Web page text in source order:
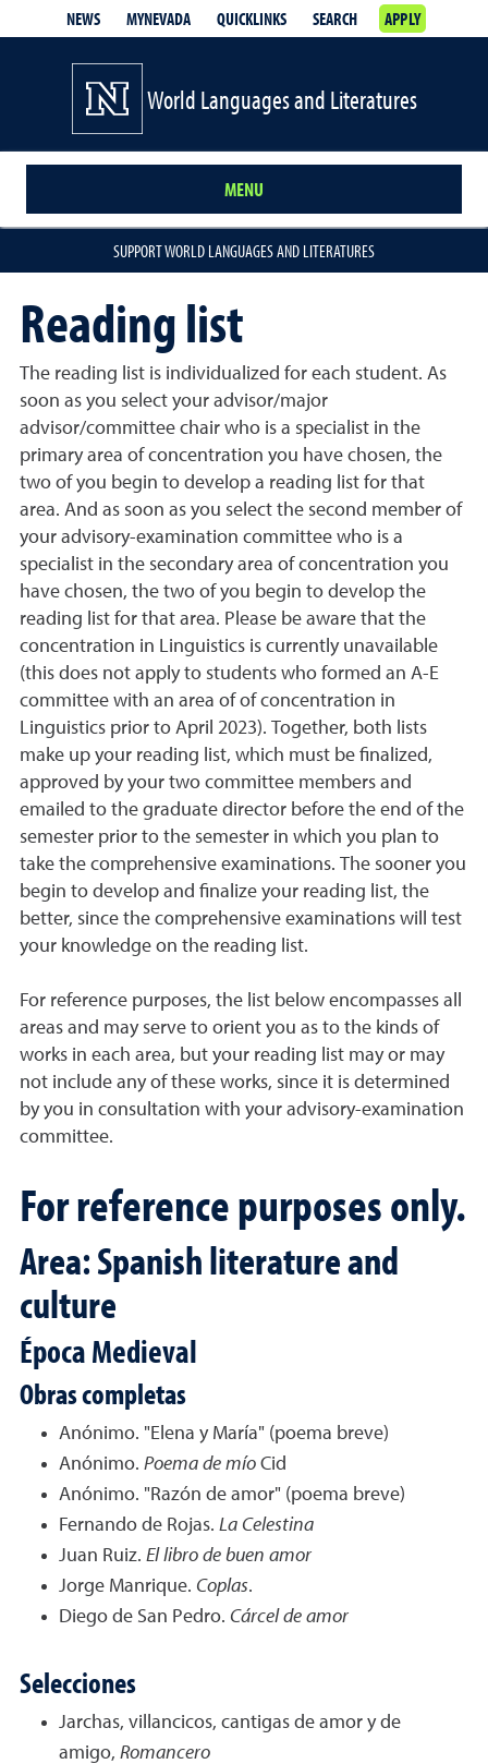
NEWS MYNEVADA QUICKLINKS SEARCH APPLY
World Languages and Literatures
MENU
SUPPORT WORLD LANGUAGES AND LITERATURES
Reading list
The reading list is individualized for each student. As
soon as you select your advisor/major
advisor/committee chair who is a specialist in the
primary area of concentration you have chosen, the
two of you begin to develop a reading list for that
area. And as soon as you select the second member of
your advisory-examination committee who is a
specialist in the secondary area of concentration you
have chosen, the two of you begin to develop the
reading list for that area. Please be aware that the
concentration in Linguistics is currently unavailable
(this does not apply to students who formed an A-E
committee with an area of of concentration in
Linguistics prior to April 2023). Together, both lists
make up your reading list, which must be finalized,
approved by your two committee members and
emailed to the graduate director before the end of the
semester prior to the semester in which you plan to
take the comprehensive examinations. The sooner you
begin to develop and finalize your reading list, the
better, since the comprehensive examinations will test
your knowledge on the reading list.
For reference purposes, the list below encompasses all
areas and may serve to orient you as to the kinds of
works in each area, but your reading list may or may
not include any of these works, since it is determined
by you in consultation with your advisory-examination
committee.
For reference purposes only.
Area: Spanish literature and
culture
Época Medieval
Obras completas
Anónimo. "Elena y María" (poema breve)
Anónimo. Poema de mío Cid
Anónimo. "Razón de amor" (poema breve)
Fernando de Rojas. La Celestina
Juan Ruiz. El libro de buen amor
Jorge Manrique. Coplas.
Diego de San Pedro. Cárcel de amor
Selecciones
Jarchas, villancicos, cantigas de amor y de
amigo, Romancero